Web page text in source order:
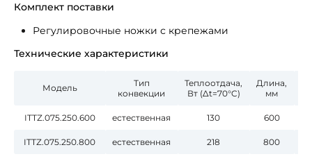
Комплект поставки
Регулировочные ножки с крепежами
Технические характеристики
Модель
Тип
конвекции
Теплоотдача,
Вт (Δt=70°C)
Длина,
мм
ITTZ.075.250.600 естественная 130 600
ITTZ.075.250.800 естественная 218 800